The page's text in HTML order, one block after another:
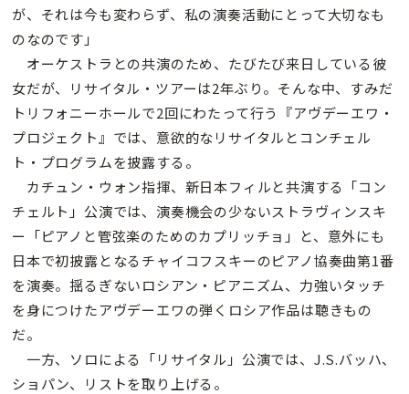
が、それは今も変わらず、私の演奏活動にとって大切なも
のなのです」
オーケストラとの共演のため、たびたび来日している彼
女だが、リサイタル・ツアーは2年ぶり。そんな中、すみだ
トリフォニーホールで2回にわたって行う『アヴデーエワ・
プロジェクト』では、意欲的なリサイタルとコンチェル
ト・プログラムを披露する。
カチュン・ウォン指揮、新日本フィルと共演する「コン
チェルト」公演では、演奏機会の少ないストラヴィンスキ
ー「ピアノと管弦楽のためのカプリッチョ」と、意外にも
日本で初披露となるチャイコフスキーのピアノ協奏曲第1番
を演奏。揺るぎないロシアン・ピアニズム、力強いタッチ
を身につけたアヴデーエワの弾くロシア作品は聴きもの
だ。
一方、ソロによる「リサイタル」公演では、J.S.バッハ、
ショパン、リストを取り上げる。